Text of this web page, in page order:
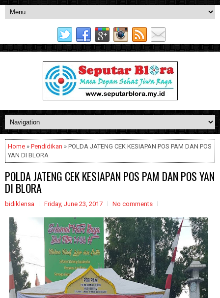
Home » Pendidikan » POLDA JATENG CEK KESIAPAN POS PAM DAN POS
YAN DI BLORA
POLDA JATENG CEK KESIAPAN POS PAM DAN POS YAN
DI BLORA
bidiklensa Friday, June 23, 2017 No comments